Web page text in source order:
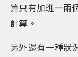
算只有加班一兩
計算。
另外還有一種狀